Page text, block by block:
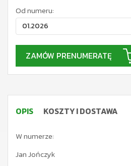
Od numeru:
01.2026
ZAMÓW PRENUMERATĘ
OPIS KOSZTY I DOSTAWA
W numerze:
Jan Jończyk